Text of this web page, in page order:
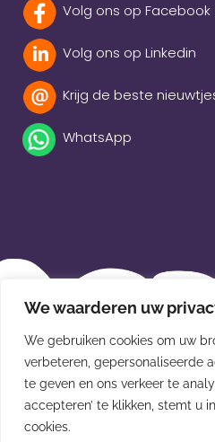
We waarderen uw
We gebruiken cookies om uw
verbeteren, gepersonaliseerde
te geven en ons verkeer te
accepteren’ te klikken, stemt u
cookies.
Volg ons op Facebook
Volg ons op Linkedin
Krijg de beste
WhatsApp
Beleidsverklaring
Privacybeleid
Disclaimer
Leveringsvoorwaarden
© Van der Meulen Souvenirs